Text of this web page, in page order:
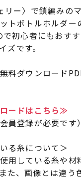
リー〉で鎖編みの
トボトルホルダー
で初心者にもおす
です。
料ダウンロード
ードはこちら≫
員登録が必要です）
る糸について＞
用している糸や材
た、画像とは違う